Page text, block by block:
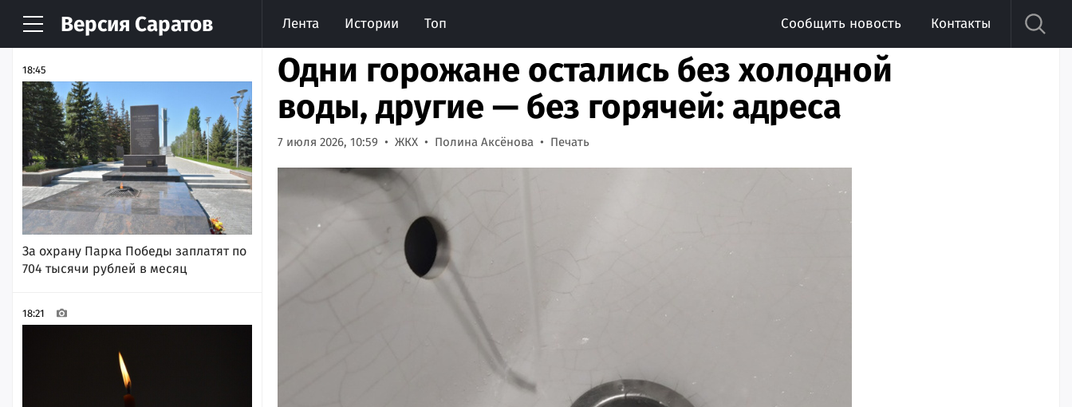
Версия Саратов Лента Истории Топ Сообщить новость Контакты
НОВОСТИ АРХИВ
18:45
За охрану Парка Победы заплатят по
704 тысячи рублей в месяц
18:21
Одни горожане остались без холодной
воды, другие — без горячей: адреса
7 июля 2026, 10:59 ЖКХ Полина Аксёнова Печать